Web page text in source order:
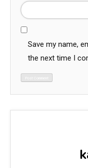
Save my name,
the next time I